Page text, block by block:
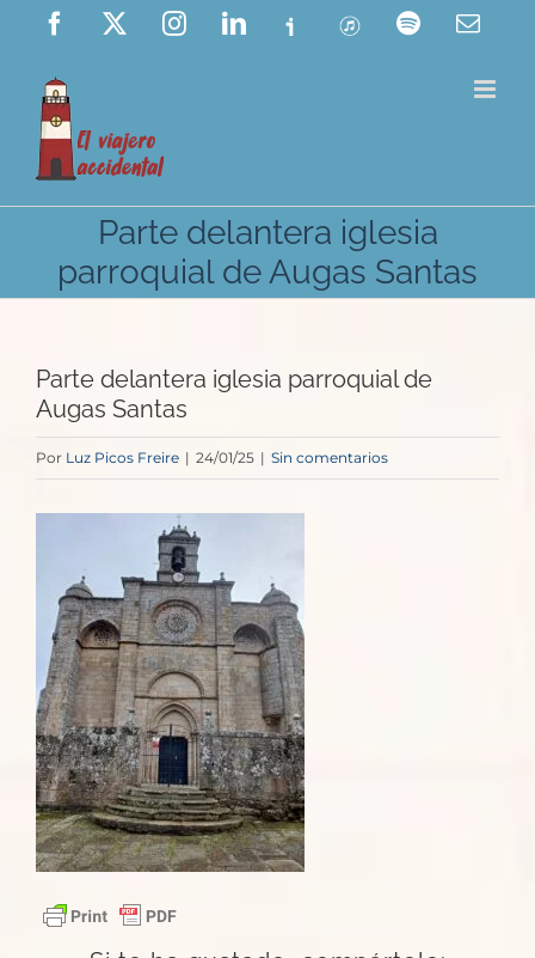
Saltar
contenido
Facebook InstagramLinkedIn
Ivoox ITunes Spotify
Parte delantera iglesia
parroquial de Augas Santas
Parte delantera iglesia parroquial de
Augas Santas
Por Luz Picos Freire | 24/01/25 | Sin comentarios